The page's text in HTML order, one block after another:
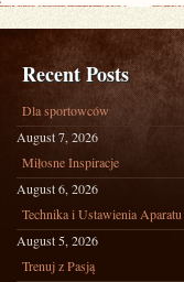
Recent Posts
Dla sportowców
August 7, 2026
Miłosne Inspiracje
August 6, 2026
Technika i Ustawienia Aparatu
August 5, 2026
Trenuj z Pasją